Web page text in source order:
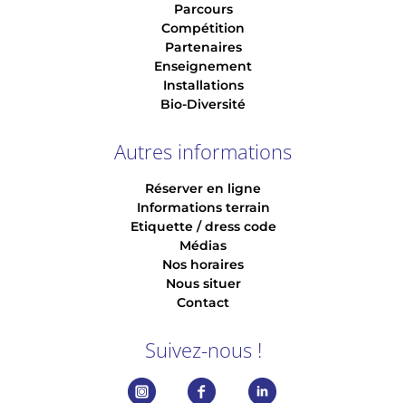
Parcours
Compétition
Partenaires
Enseignement
Installations
Bio-Diversité
Autres informations
Réserver en ligne
Informations terrain
Etiquette / dress code
Médias
Nos horaires
Nous situer
Contact
Suivez-nous !